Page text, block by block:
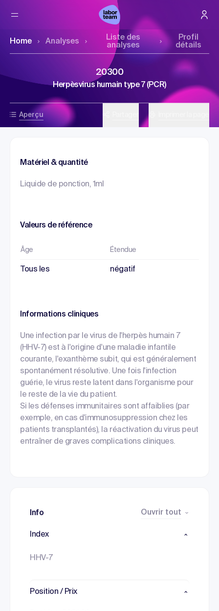
Home Analyses
Liste des
analyses
Profil
détails
Aperçu
20300
Herpèsvirus humain type 7 (PCR)
Matériel & quantité
Liquide de ponction, 1ml
Valeurs de référence
Âge Étendue
Tous les négatif
Informations cliniques
Une infection par le virus de l'herpès humain 7
(HHV-7) est à l'origine d'une maladie infantile
courante, l'exanthème subit, qui est généralement
spontanément résolutive. Une fois l'infection
guérie, le virus reste latent dans l'organisme pour
le reste de la vie du patient.
Si les défenses immunitaires sont affaiblies (par
exemple, en cas d'immunosuppression chez les
patients transplantés), la réactivation du virus peut
entraîner de graves complications cliniques.
Info Ouvrir tout
Index
HHV-7
Position / Prix